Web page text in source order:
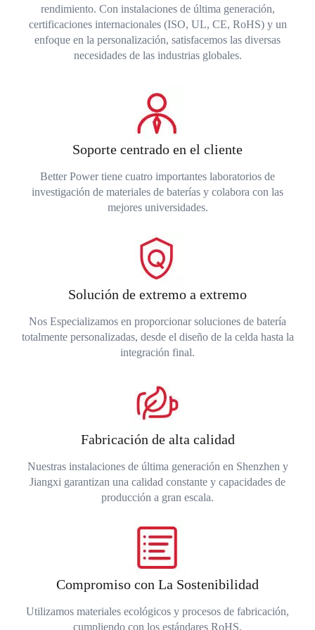
rendimiento. Con instalaciones de última generación,
certificaciones internacionales (ISO, UL, CE, RoHS) y un
enfoque en la personalización, satisfacemos las diversas
necesidades de las industrias globales.
Soporte centrado en el cliente
Better Power tiene cuatro importantes laboratorios de
investigación de materiales de baterías y colabora con las
mejores universidades.
Solución de extremo a extremo
Nos Especializamos en proporcionar soluciones de batería
totalmente personalizadas, desde el diseño de la celda hasta la
integración final.
Fabricación de alta calidad
Nuestras instalaciones de última generación en Shenzhen y
Jiangxi garantizan una calidad constante y capacidades de
producción a gran escala.
Compromiso con La Sostenibilidad
Utilizamos materiales ecológicos y procesos de fabricación,
cumpliendo con los estándares RoHS.